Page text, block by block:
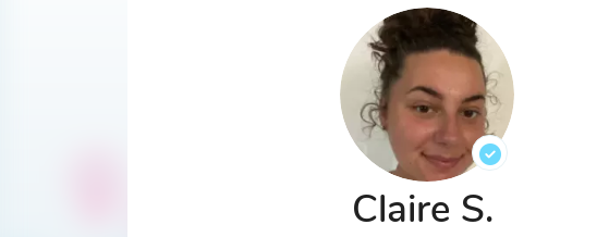
Claire S.